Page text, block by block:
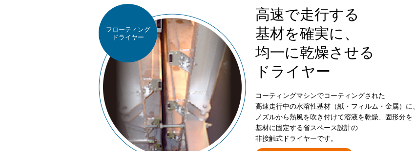
フローティング
ドライヤー
高速で走行する
基材を確実に、
均一に乾燥させる
ドライヤー
コーティングマシンでコーティングされた
高速走行中の水溶性基材（紙・フィルム・金属）に、
ノズルから熱風を吹き付けて溶液を乾燥、固形分を
基材に固定する省スペース設計の
非接触式ドライヤーです。